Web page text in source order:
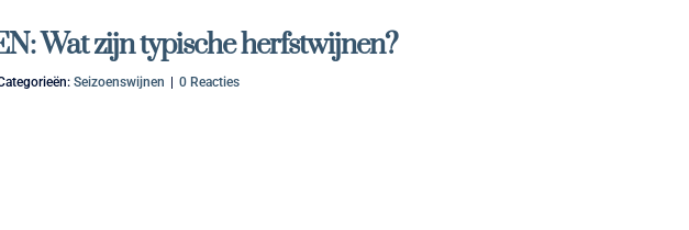
Wat zijn typische herfstwijnen?
Seizoenswijnen 0 Reacties